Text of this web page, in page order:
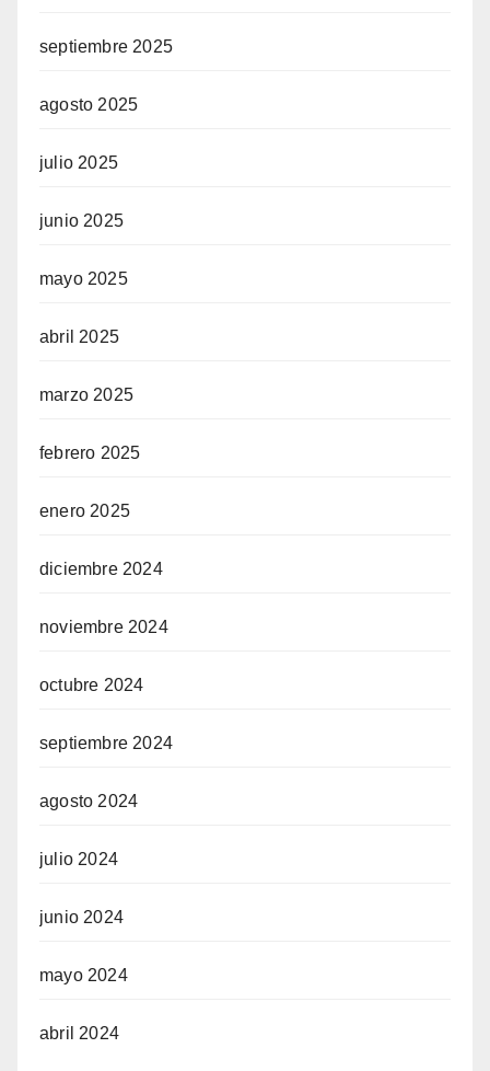
septiembre 2025
agosto 2025
julio 2025
junio 2025
mayo 2025
abril 2025
marzo 2025
febrero 2025
enero 2025
diciembre 2024
noviembre 2024
octubre 2024
septiembre 2024
agosto 2024
julio 2024
junio 2024
mayo 2024
abril 2024